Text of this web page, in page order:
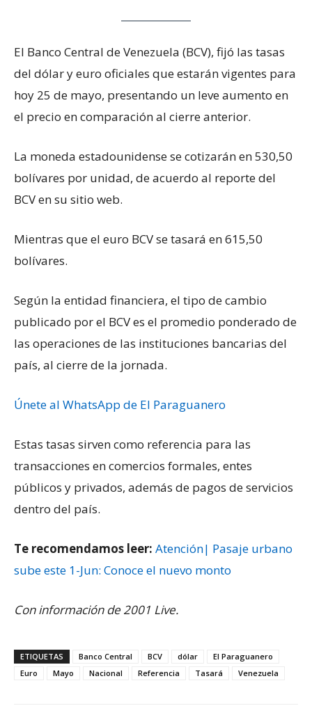
El Banco Central de Venezuela (BCV), fijó las tasas
del dólar y euro oficiales que estarán vigentes para
hoy 25 de mayo, presentando un leve aumento en
el precio en comparación al cierre anterior.
La moneda estadounidense se cotizarán en 530,50
bolívares por unidad, de acuerdo al reporte del
BCV en su sitio web.
Mientras que el euro BCV se tasará en 615,50
bolívares.
Según la entidad financiera, el tipo de cambio
publicado por el BCV es el promedio ponderado de
las operaciones de las instituciones bancarias del
país, al cierre de la jornada.
Únete al WhatsApp de El Paraguanero
Estas tasas sirven como referencia para las
transacciones en comercios formales, entes
públicos y privados, además de pagos de servicios
dentro del país.
Te recomendamos leer: Atención| Pasaje urbano
sube este 1-Jun: Conoce el nuevo monto
Con información de 2001 Live.
ETIQUETAS Banco Central BCV dólar
El Paraguanero
Euro
Mayo Nacional Referencia Tasará Venezuela